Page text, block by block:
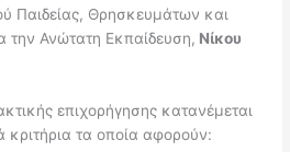
Παιδείας, Θρησκευμάτων και
την Ανώτατη Εκπαίδευση, Νίκου
επιχορήγησης κατανέμεται
κριτήρια τα οποία αφορούν: